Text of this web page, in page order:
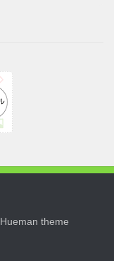
Hueman theme